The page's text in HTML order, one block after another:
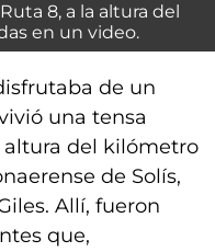
8, a la altura del
en un video.
de un
una tensa
altura del kilómetro
de Solís,
Allí, fueron
que,